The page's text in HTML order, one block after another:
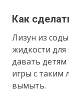
Как
Лизун из
жидкости
давать
игры с таким
вымыть.